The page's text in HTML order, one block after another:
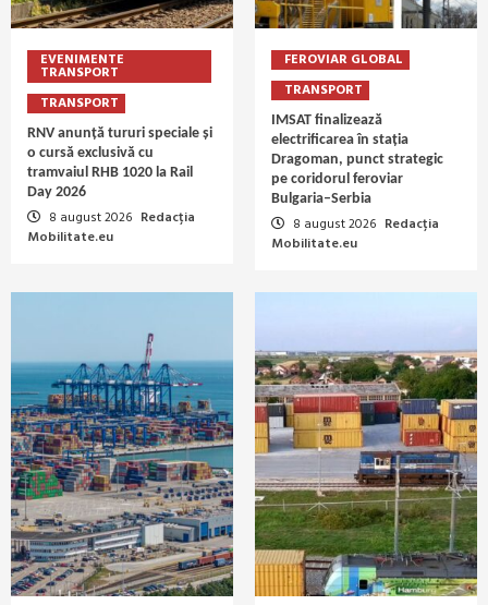
EVENIMENTE
TRANSPORT
TRANSPORT
RNV anunță tururi speciale și
o cursă exclusivă cu
tramvaiul RHB 1020 la Rail
Day 2026
8 august 2026 Redacția
Mobilitate.eu
FEROVIAR GLOBAL
TRANSPORT
IMSAT finalizează
electrificarea în stația
Dragoman, punct strategic
pe coridorul feroviar
Bulgaria–Serbia
8 august 2026 Redacția
Mobilitate.eu